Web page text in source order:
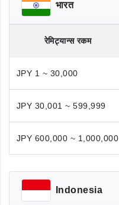
भारत
रेमिट्यान्स रकम
JPY 1 ~ 30,000
JPY 30,001 ~ 599,999
JPY 600,000 ~ 1,000,000
Indonesia